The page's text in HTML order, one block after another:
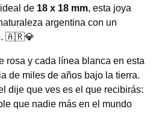
de 18 x 18 mm, esta joya
argentina con un
🇦🇷💎
rosa y cada línea blanca en esta
de miles de años bajo la tierra.
dije que ves es el que recibirás:
que nadie más en el mundo